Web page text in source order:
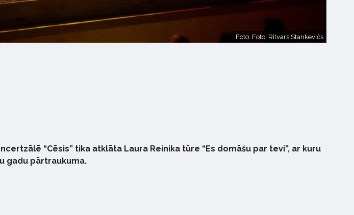
Foto: Foto: Ritvars Stankevičs
“Cēsis” tika atklāta Laura Reinika tūre “Es domāšu par tevi”, ar kuru
gadu pārtraukuma.